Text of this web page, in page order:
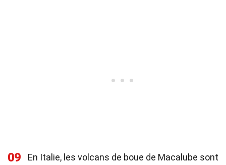
09
En Italie, les volcans de boue de Macalube sont